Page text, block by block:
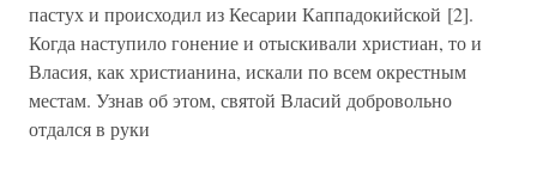
пастух и происходил из Кесарии Каппадокийской [2].
Когда наступило гонение и отыскивали христиан, то и
Власия, как христианина, искали по всем окрестным
местам. Узнав об этом, святой Власий добровольно
отдался в руки